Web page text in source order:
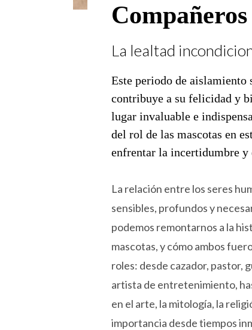
La lealtad
Este periodo de aislamiento
contribuye a su felicidad y
lugar invaluable e
del rol de las mascotas en
enfrentar la incertidumbre y
La relación entre los seres
sensibles, profundos y
podemos remontarnos a la
mascotas, y cómo ambos
roles: desde cazador, pastor,
artista de entretenimiento,
en el arte, la mitología, la
importancia desde tiempos